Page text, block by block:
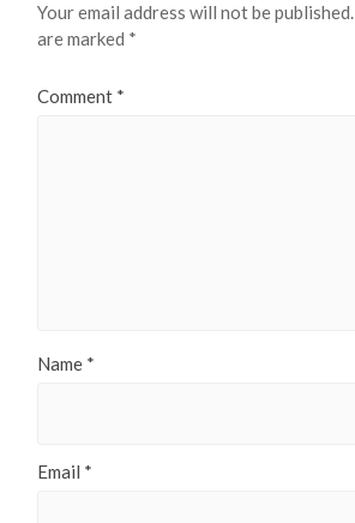
Your email address will not be published.
are marked *
Comment *
Name *
Email *